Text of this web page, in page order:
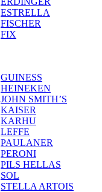
ESTRELLA
FISCHER
FIX
GUINESS
HEINEKEN
JOHN SMITH’S
KAISER
KARHU
LEFFE
PAULANER
PERONI
PILS HELLAS
SOL
STELLA ARTOIS